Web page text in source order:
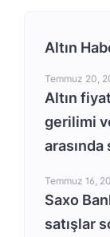
Altın
Temmuz 20,
Altın
gerilimi
arasında
Temmuz 16,
Saxo
satışlar